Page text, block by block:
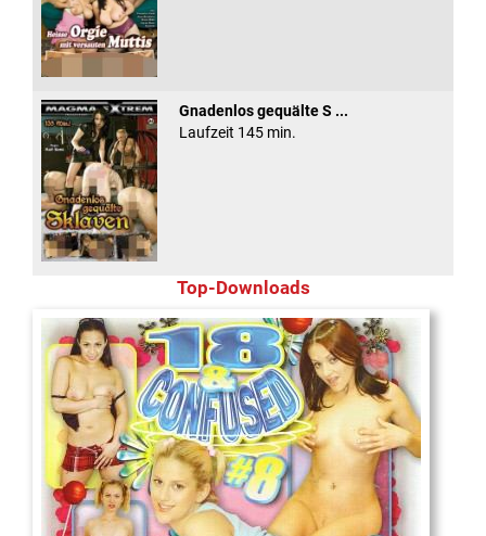
Gnadenlos gequälte S ...
Laufzeit 145 min.
Top-Downloads